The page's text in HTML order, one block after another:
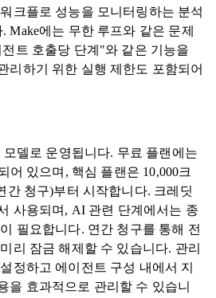
크플로 성능을 모니터링하는 분석
Make에는 무한 루프와 같은 문제
트 호출당 단계"와 같은 기능을
리하기 위한 실행 제한도 포함되어
델로 운영됩니다. 무료 플랜에는
어 있으며, 핵심 플랜은 10,000크
간 청구)부터 시작합니다. 크레딧
사용되며, AI 관련 단계에서는 종
필요합니다. 연간 청구를 통해 전
리 잠금 해제할 수 있습니다. 관리
정하고 에이전트 구성 내에서 지
을 효과적으로 관리할 수 있습니